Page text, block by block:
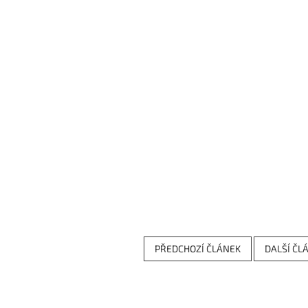
PŘEDCHOZÍ ČLÁNEK DALŠÍ